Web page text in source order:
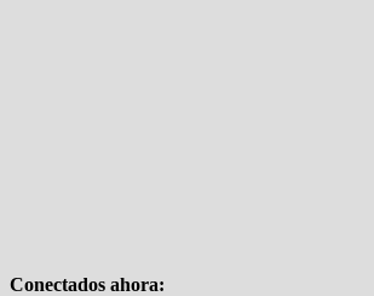
Conectados ahora: